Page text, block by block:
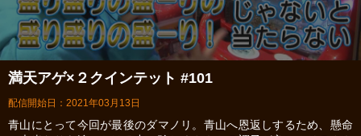
満天アゲ×２クインテット #101
配信開始日：2021年03月13日
青山にとって今回が最後のダマノリ。青山へ恩返しするため、懸命